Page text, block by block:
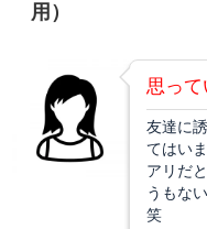
用）
思って
友達に
てはい
アリだ
うもな
笑